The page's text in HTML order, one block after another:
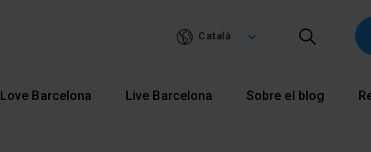
Català
Love Barcelona Live Barcelona Sobre el blog